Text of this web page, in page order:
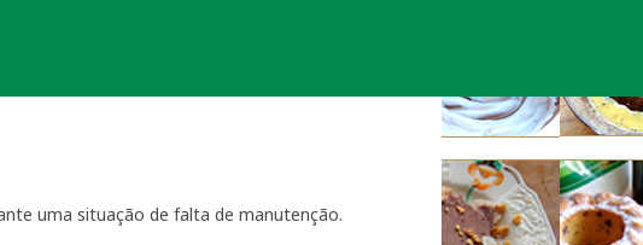
uma situação de falta de manutenção.